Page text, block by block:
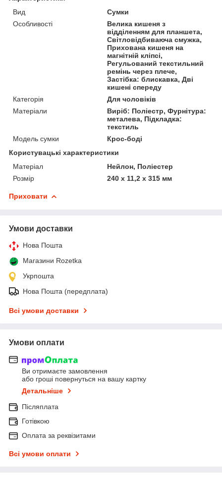
Вид
Сумки
Особливості
Велика кишеня з
відділенням для планшета,
Світловідбиваюча смужка,
Прихована кишеня на
магнітній кліпсі,
Регульований текстильний
ремінь через плече,
Застібка: блискавка, Дві
кишені спереду
Категорія
Для чоловіків
Матеріали
Виріб: Поліестр, Фурнітура:
металева, Підкладка:
текстиль
Модель сумки
Крос-боді
Користувацькі характеристики
Матеріал
Нейлон, Поліестер
Розмір
240 x 11,2 x 315 мм
Приховати
Умови доставки
Нова Пошта
Магазини Rozetka
Укрпошта
Нова Пошта (передплата)
Всі умови доставки
Умови оплати
Ви отримаєте замовлення
або гроші повернуться на вашу картку
Детальніше
Післяплата
Готівкою
Оплата за реквізитами
Всі умови оплати